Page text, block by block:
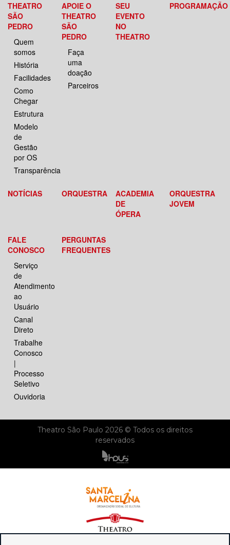
THEATRO
SÃO
PEDRO
Quem
somos
História
Facilidades
Como
Chegar
Estrutura
Modelo
de
Gestão
por OS
Transparência
APOIE O
THEATRO
SÃO
PEDRO
Faça
uma
doação
Parceiros
SEU
EVENTO
NO
THEATRO
PROGRAMAÇÃO
NOTÍCIAS ORQUESTRA
ACADEMIA
DE
ÓPERA
ORQUESTRA
JOVEM
FALE
CONOSCO
Serviço
de
Atendimento
ao
Usuário
Canal
Direto
Trabalhe
Conosco
|
Processo
Seletivo
Ouvidoria
PERGUNTAS
FREQUENTES
Theatro São Paulo 2026 © Todos os direitos
reservados